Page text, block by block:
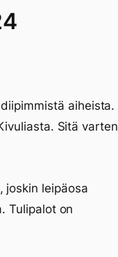
aiheista.
Sitä varten
joskin leipäosa
Tulipalot on